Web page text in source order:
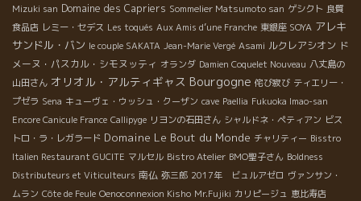
Mizuki san Domaine des Capriers Sommelier Matsumoto san ゲシクト 良質
食品店 レミー・セデス Les toqués Aux Amis d’une Franche 東銀座 SOYA アレキ
サンドル・バン le couple SAKATA Jean-Marie Vergé Asami ルクレアシオン ド
メーヌ・パスカル・シモヌッティ オランダ Damien Coquelet Nouveau 八丈島の
山田さん オリオル・アルティギャス Bourgogne 侘び寂び ティエリー・
プゼラ Sena キューヴェ・ウッシュ・クーザン cave Paellia Fukuoka Imao-san
Encore Canicule France Callipyge リヨンの石田さん シャルドネ・ペティアン ビス
トロ・ラ・レガラード Domaine Le Bout du Monde チャリティー Bisstro
Italien Restaurant GUCITE マルセル Bistro Atelier BMO聖子さん Boldness
Distributeurs et Viticulteurs 南仏 弥三郎 2017年 ビュルアゼロ ヴァンサン・
ムラン Côte de Feule Oenoconnexion Kisho Mr.Fujiki カリピージュ 恵比寿店